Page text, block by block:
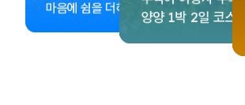
마음에 쉼을 더하는 부안
양양 1박 2일 코스